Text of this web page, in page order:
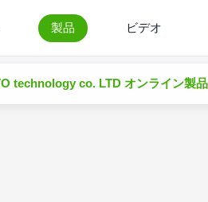
製品 ビデオ
technology co. LTD オンライン製品